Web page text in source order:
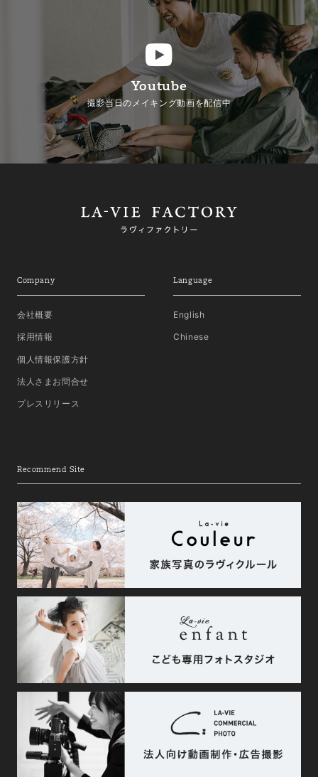
Youtube
撮影当日のメイキング動画を配信中
Company
会社概要
採用情報
個人情報保護方針
法人さまお問合せ
プレスリリース
Language
English
Chinese
Recommend Site